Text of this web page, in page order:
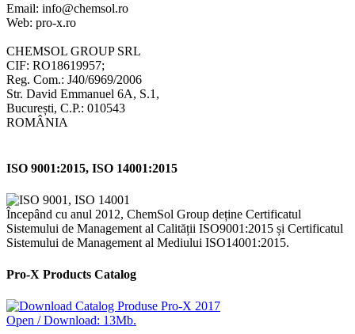
Email: info@chemsol.ro
Web: pro-x.ro
CHEMSOL GROUP SRL
CIF: RO18619957;
Reg. Com.: J40/6969/2006
Str. David Emmanuel 6A, S.1,
București, C.P.: 010543
ROMÂNIA
ISO 9001:2015, ISO 14001:2015
Începând cu anul 2012, ChemSol Group deține Certificatul
Sistemului de Management al Calității ISO9001:2015 și Certificatul
Sistemului de Management al Mediului ISO14001:2015.
Pro-X Products Catalog
Open / Download: 13Mb.